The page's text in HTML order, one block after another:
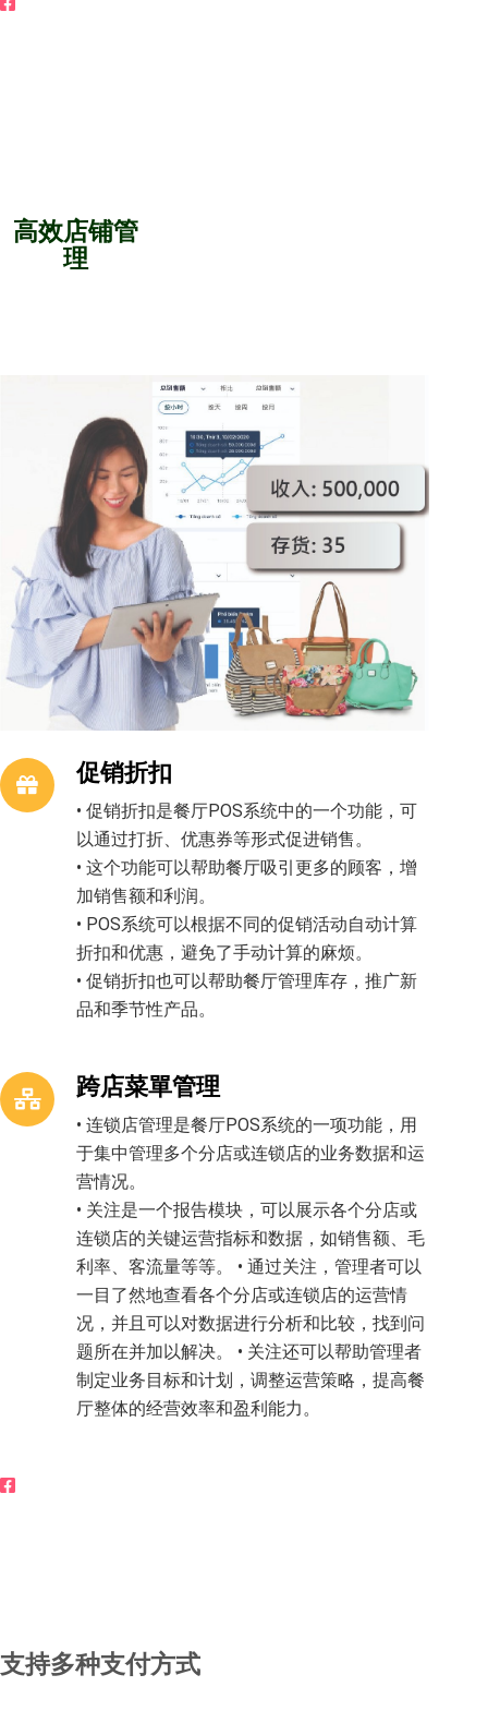
高效店铺管
理
促销折扣
• 促销折扣是餐厅POS系统中的一个功能，可
以通过打折、优惠券等形式促进销售。
• 这个功能可以帮助餐厅吸引更多的顾客，增
加销售额和利润。
• POS系统可以根据不同的促销活动自动计算
折扣和优惠，避免了手动计算的麻烦。
• 促销折扣也可以帮助餐厅管理库存，推广新
品和季节性产品。
跨店菜單管理
• 连锁店管理是餐厅POS系统的一项功能，用
于集中管理多个分店或连锁店的业务数据和运
营情况。
• 关注是一个报告模块，可以展示各个分店或
连锁店的关键运营指标和数据，如销售额、毛
利率、客流量等等。 • 通过关注，管理者可以
一目了然地查看各个分店或连锁店的运营情
况，并且可以对数据进行分析和比较，找到问
题所在并加以解决。 • 关注还可以帮助管理者
制定业务目标和计划，调整运营策略，提高餐
厅整体的经营效率和盈利能力。
支持多种支付方式